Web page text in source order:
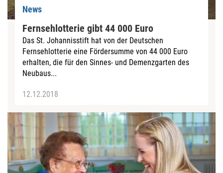
News
Fernsehlotterie gibt 44 000 Euro
Das St. Johannisstift hat von der Deutschen
Fernsehlotterie eine Fördersumme von 44 000 Euro
erhalten, die für den Sinnes- und Demenzgarten des
Neubaus...
12.12.2018